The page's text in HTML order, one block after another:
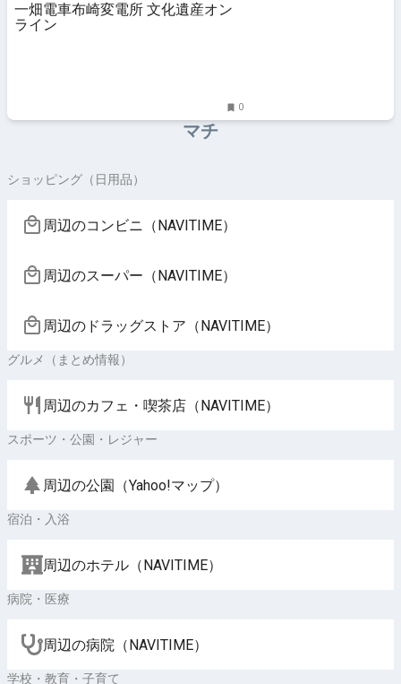
一畑電車布崎変電所 文化遺産オン
ライン
0
マチ
ショッピング（日用品）
周辺のコンビニ（NAVITIME）
周辺のスーパー（NAVITIME）
周辺のドラッグストア（NAVITIME）
グルメ（まとめ情報）
周辺のカフェ・喫茶店（NAVITIME）
スポーツ・公園・レジャー
周辺の公園（Yahoo!マップ）
宿泊・入浴
周辺のホテル（NAVITIME）
病院・医療
周辺の病院（NAVITIME）
学校・教育・子育て